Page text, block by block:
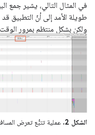
طويلة الأمد إلى أنّ
ولكن بشكل منتظم بمرور
الشكل 2. عملية تتبُّع تعرض